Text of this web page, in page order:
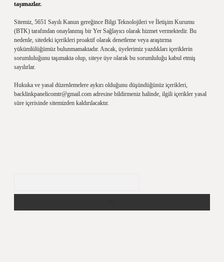
taşımazlar.
Sitemiz, 5651 Sayılı Kanun gereğince Bilgi Teknolojileri ve İletişim Kurumu
(BTK) tarafından onaylanmış bir Yer Sağlayıcı olarak hizmet vermektedir. Bu
nedenle, sitedeki içerikleri proaktif olarak denetleme veya araştırma
yükümlülüğümüz bulunmamaktadır. Ancak, üyelerimiz yazdıkları içeriklerin
sorumluluğunu taşımakta olup, siteye üye olarak bu sorumluluğu kabul etmiş
sayılırlar.
Hukuka ve yasal düzenlemelere aykırı olduğunu düşündüğünüz içerikleri,
backlinkpanelicomtr@gmail.com adresine bildirmeniz halinde, ilgili içerikler yasal
süre içerisinde sitemizden kaldırılacaktır.